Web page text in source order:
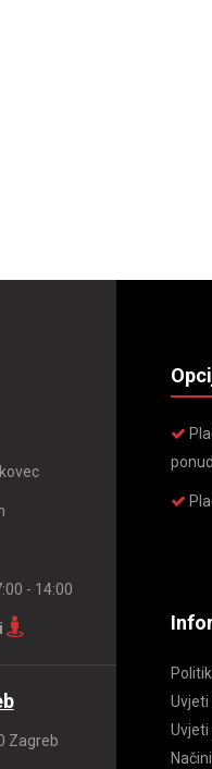
- 14:00
Zagreb
Uvjeti
Uvjeti